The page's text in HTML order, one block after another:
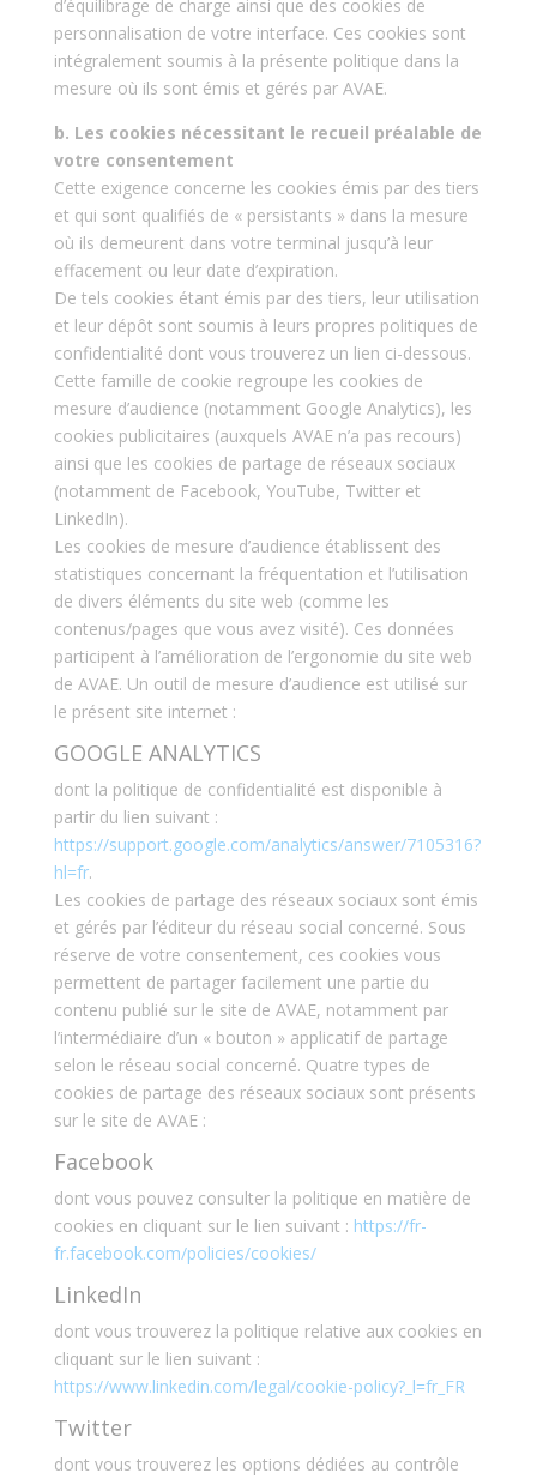
d’équilibrage de charge ainsi que des cookies de
personnalisation de votre interface. Ces cookies sont
intégralement soumis à la présente politique dans la
mesure où ils sont émis et gérés par AVAE.
b. Les cookies nécessitant le recueil préalable de
votre consentement
Cette exigence concerne les cookies émis par des tiers
et qui sont qualifiés de « persistants » dans la mesure
où ils demeurent dans votre terminal jusqu’à leur
effacement ou leur date d’expiration.
De tels cookies étant émis par des tiers, leur utilisation
et leur dépôt sont soumis à leurs propres politiques de
confidentialité dont vous trouverez un lien ci-dessous.
Cette famille de cookie regroupe les cookies de
mesure d’audience (notamment Google Analytics), les
cookies publicitaires (auxquels AVAE n’a pas recours)
ainsi que les cookies de partage de réseaux sociaux
(notamment de Facebook, YouTube, Twitter et
LinkedIn).
Les cookies de mesure d’audience établissent des
statistiques concernant la fréquentation et l’utilisation
de divers éléments du site web (comme les
contenus/pages que vous avez visité). Ces données
participent à l’amélioration de l’ergonomie du site web
de AVAE. Un outil de mesure d’audience est utilisé sur
le présent site internet :
GOOGLE ANALYTICS
dont la politique de confidentialité est disponible à
partir du lien suivant :
https://support.google.com/analytics/answer/7105316?
hl=fr.
Les cookies de partage des réseaux sociaux sont émis
et gérés par l’éditeur du réseau social concerné. Sous
réserve de votre consentement, ces cookies vous
permettent de partager facilement une partie du
contenu publié sur le site de AVAE, notamment par
l’intermédiaire d’un « bouton » applicatif de partage
selon le réseau social concerné. Quatre types de
cookies de partage des réseaux sociaux sont présents
sur le site de AVAE :
Facebook
dont vous pouvez consulter la politique en matière de
cookies en cliquant sur le lien suivant : https://fr-
fr.facebook.com/policies/cookies/
LinkedIn
dont vous trouverez la politique relative aux cookies en
cliquant sur le lien suivant :
https://www.linkedin.com/legal/cookie-policy?_l=fr_FR
Twitter
dont vous trouverez les options dédiées au contrôle